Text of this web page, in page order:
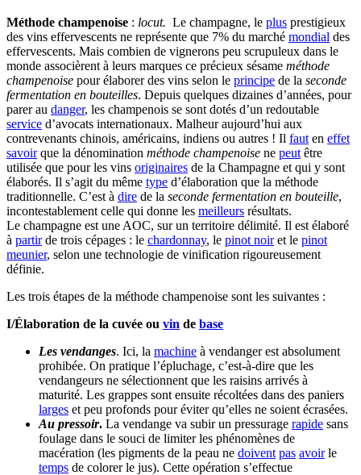
Méthode champenoise : locut. Le champagne, le plus prestigieux
des vins effervescents ne représente que 7% du marché mondial des
effervescents. Mais combien de vignerons peu scrupuleux dans le
monde associèrent à leurs marques ce précieux sésame méthode
champenoise pour élaborer des vins selon le principe de la seconde
fermentation en bouteilles. Depuis quelques dizaines d’années, pour
parer au danger, les champenois se sont dotés d’un redoutable
service d’avocats internationaux. Malheur aujourd’hui aux
contrevenants chinois, américains, indiens ou autres ! Il faut en effet
savoirque la dénomination méthode champenoise ne peut être
utilisée que pour les vins originaires de la Champagne et qui y sont
élaborés. Il s’agit du même type d’élaboration que la méthode
traditionnelle. C’est à dire de la seconde fermentation en bouteille,
incontestablement celle qui donne les meilleurs résultats.
Le champagne est une AOC, sur un territoire délimité. Il est élaboré
à partirde trois cépages : le chardonnay, le pinot noiret le pinot
meunier, selon une technologie de vinification rigoureusement
définie.
Les trois étapes de la méthode champenoise sont les suivantes :
I/Élaboration de la cuvée ou vin de base
Les vendanges. Ici, la machine à vendanger est absolument
prohibée. On pratique l’épluchage, c’est-à-dire que les
vendangeurs ne sélectionnent que les raisins arrivés à
maturité. Les grappes sont ensuite récoltées dans des paniers
larges et peu profonds pour éviter qu’elles ne soient écrasées.
Au pressoir. La vendange va subir un pressurage rapide sans
foulage dans le souci de limiter les phénomènes de
macération (les pigments de la peau ne doivent pas avoirle
temps de colorer le jus). Cette opération s’effectue